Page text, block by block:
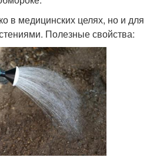
в медицинских целях, но и для
Полезные свойства: